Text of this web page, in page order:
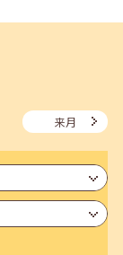
たしました。
アドバイス対応
来月